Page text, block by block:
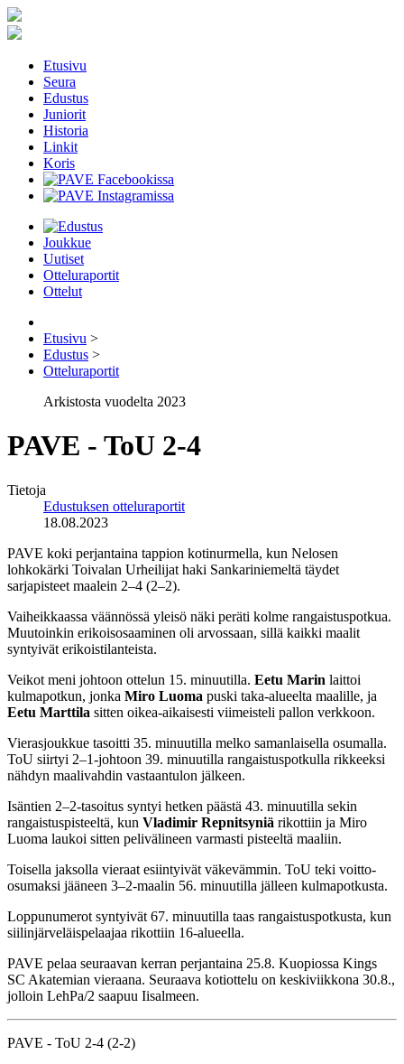
Etusivu
Seura
Edustus
Juniorit
Historia
Linkit
Koris
Joukkue
Uutiset
Otteluraportit
Ottelut
Etusivu >
Edustus >
Otteluraportit
Arkistosta vuodelta 2023
PAVE - ToU 2-4
Tietoja
Edustuksen otteluraportit
18.08.2023
PAVE koki perjantaina tappion kotinurmella, kun Nelosen
lohkokärki Toivalan Urheilijat haki Sankariniemeltä täydet
sarjapisteet maalein 2–4 (2–2).
Vaiheikkaassa väännössä yleisö näki peräti kolme rangaistuspotkua.
Muutoinkin erikoisosaaminen oli arvossaan, sillä kaikki maalit
syntyivät erikoistilanteista.
Veikot meni johtoon ottelun 15. minuutilla. Eetu Marin laittoi
kulmapotkun, jonka Miro Luoma puski taka-alueelta maalille, ja
Eetu Marttila sitten oikea-aikaisesti viimeisteli pallon verkkoon.
Vierasjoukkue tasoitti 35. minuutilla melko samanlaisella osumalla.
ToU siirtyi 2–1-johtoon 39. minuutilla rangaistuspotkulla rikkeeksi
nähdyn maalivahdin vastaantulon jälkeen.
Isäntien 2–2-tasoitus syntyi hetken päästä 43. minuutilla sekin
rangaistuspisteeltä, kun Vladimir Repnitsyniä rikottiin ja Miro
Luoma laukoi sitten pelivälineen varmasti pisteeltä maaliin.
Toisella jaksolla vieraat esiintyivät väkevämmin. ToU teki voitto-
osumaksi jääneen 3–2-maalin 56. minuutilla jälleen kulmapotkusta.
Loppunumerot syntyivät 67. minuutilla taas rangaistuspotkusta, kun
siilinjärveläispelaajaa rikottiin 16-alueella.
PAVE pelaa seuraavan kerran perjantaina 25.8. Kuopiossa Kings
SC Akatemian vieraana. Seuraava kotiottelu on keskiviikkona 30.8.,
jolloin LehPa/2 saapuu Iisalmeen.
PAVE - ToU 2-4 (2-2)